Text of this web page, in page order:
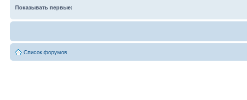
Показывать первые:
Список форумов